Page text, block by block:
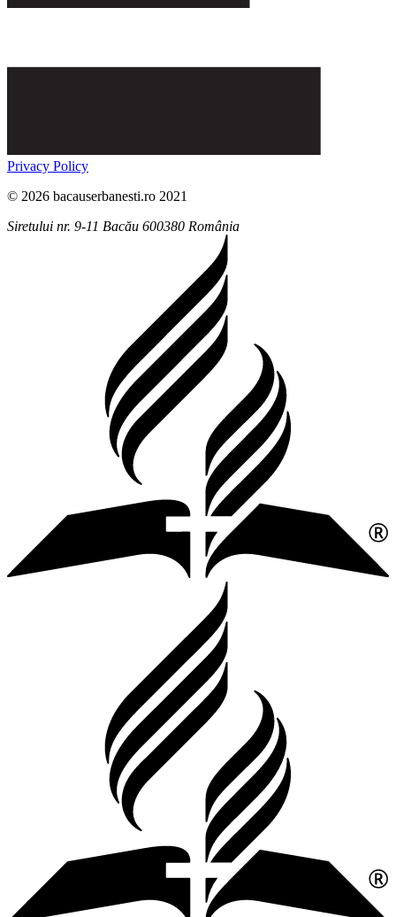
Privacy Policy
© 2026 bacauserbanesti.ro 2021
Siretului nr. 9-11 Bacău 600380 România